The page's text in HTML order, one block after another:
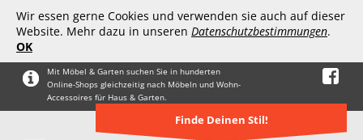
Wir essen gerne Cookies und verwenden sie auch auf dieser
Website. Mehr dazu in unseren Datenschutzbestimmungen.
OK
Mit Möbel & Garten suchen Sie in hunderten
Online-Shops gleichzeitig nach Möbeln und Wohn-
Accessoires für Haus & Garten.
Finde Deinen Stil!